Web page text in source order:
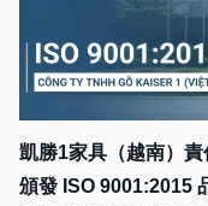
凱勝1家具（越南）
頒發 ISO 9001:2015